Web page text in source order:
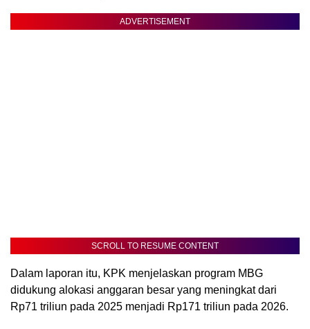
ADVERTISEMENT
SCROLL TO RESUME CONTENT
Dalam laporan itu, KPK menjelaskan program MBG
didukung alokasi anggaran besar yang meningkat dari
Rp71 triliun pada 2025 menjadi Rp171 triliun pada 2026.